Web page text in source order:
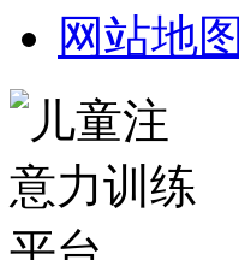
网站地图